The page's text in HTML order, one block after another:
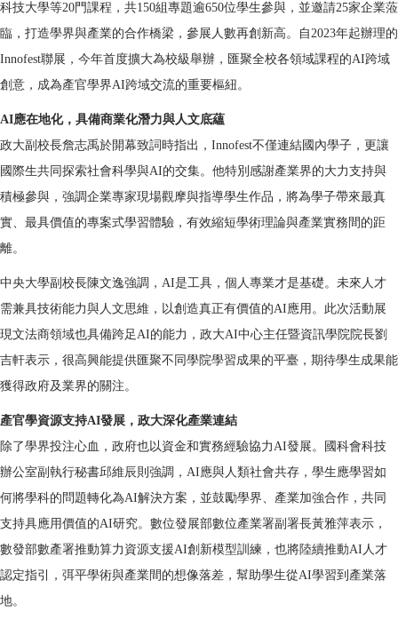
科技大學等20門課程，共150組專題逾650位學生參與，並邀請25家企業蒞
臨，打造學界與產業的合作橋梁，參展人數再創新高。自2023年起辦理的
Innofest聯展，今年首度擴大為校級舉辦，匯聚全校各領域課程的AI跨域
創意，成為產官學界AI跨域交流的重要樞紐。
AI應在地化，具備商業化潛力與人文底蘊
政大副校長詹志禹於開幕致詞時指出，Innofest不僅連結國內學子，更讓
國際生共同探索社會科學與AI的交集。他特別感謝產業界的大力支持與
積極參與，強調企業專家現場觀摩與指導學生作品，將為學子帶來最真
實、最具價值的專案式學習體驗，有效縮短學術理論與產業實務間的距
離。
中央大學副校長陳文逸強調，AI是工具，個人專業才是基礎。未來人才
需兼具技術能力與人文思維，以創造真正有價值的AI應用。此次活動展
現文法商領域也具備跨足AI的能力，政大AI中心主任暨資訊學院院長劉
吉軒表示，很高興能提供匯聚不同學院學習成果的平臺，期待學生成果能
獲得政府及業界的關注。
產官學資源支持AI發展，政大深化產業連結
除了學界投注心血，政府也以資金和實務經驗協力AI發展。國科會科技
辦公室副執行秘書邱維辰則強調，AI應與人類社會共存，學生應學習如
何將學科的問題轉化為AI解決方案，並鼓勵學界、產業加強合作，共同
支持具應用價值的AI研究。數位發展部數位產業署副署長黃雅萍表示，
數發部數產署推動算力資源支援AI創新模型訓練，也將陸續推動AI人才
認定指引，弭平學術與產業間的想像落差，幫助學生從AI學習到產業落
地。